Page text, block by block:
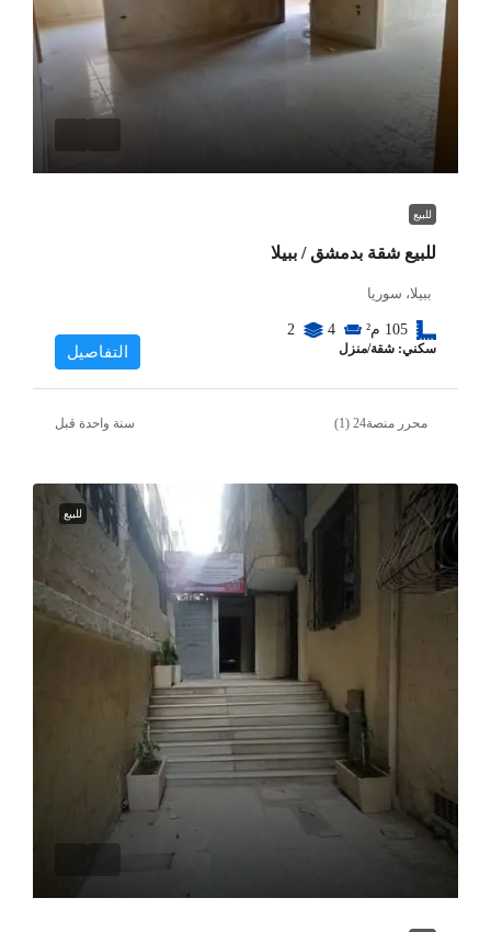
للبيع
للبيع شقة بدمشق / ببيلا
ببيلا، سوريا
105 م² 4
2
سكني: شقة/منزل التفاصيل
محرر منصة24 (1) ‏سنة واحدة قبل
للبيع